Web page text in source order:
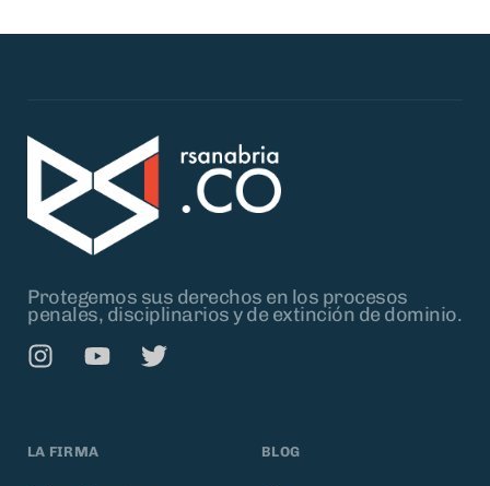
Protegemos sus derechos en los procesos
penales, disciplinarios y de extinción de dominio.
LA FIRMA BLOG